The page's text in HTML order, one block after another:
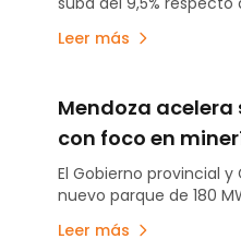
acumuló un
primer cuatrimestre de
Leer más
Mendoza acelera
con foco en
nuevos
El Gobierno provincial
nuevo parque de 180
clave para abastecer
industriales y mineros.
Leer más